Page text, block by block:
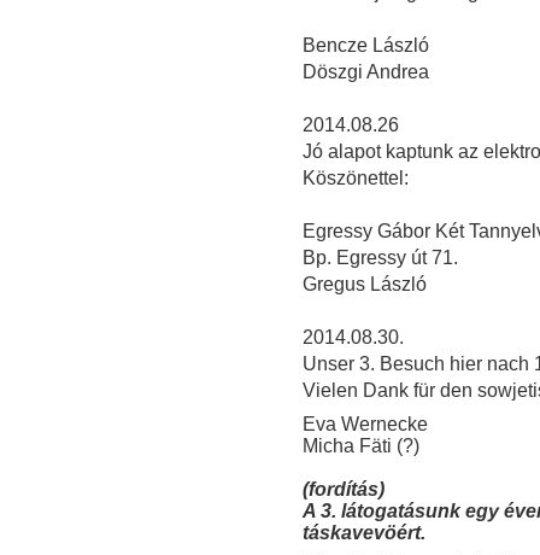
Bencze László
Döszgi Andrea
2014.08.26
Jó alapot kaptunk az
Köszönettel:
Egressy Gábor Két
Bp. Egressy út 71.
Gregus László
2014.08.30.
Unser 3. Besuch hier nach
Vielen Dank für den
Eva Wernecke
Micha Fäti (?)
(fordítás)
A 3. látogatásunk egy
táskavevöért.